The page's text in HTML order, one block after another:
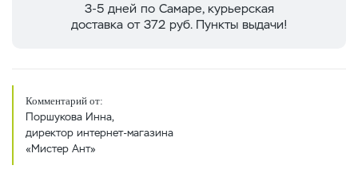
3-5 дней по Самаре, курьерская
доставка от 372 руб. Пункты выдачи!
Комментарий от:
Поршукова Инна,
директор интернет-магазина
«Мистер Ант»